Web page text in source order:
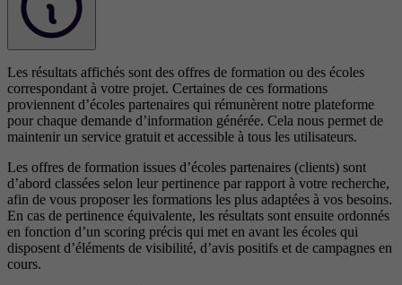
Les résultats affichés sont des offres de formation ou des écoles
correspondant à votre projet. Certaines de ces formations
proviennent d’écoles partenaires qui rémunèrent notre plateforme
pour chaque demande d’information générée. Cela nous permet de
maintenir un service gratuit et accessible à tous les utilisateurs.
Les offres de formation issues d’écoles partenaires (clients) sont
d’abord classées selon leur pertinence par rapport à votre recherche,
afin de vous proposer les formations les plus adaptées à vos besoins.
En cas de pertinence équivalente, les résultats sont ensuite ordonnés
en fonction d’un scoring précis qui met en avant les écoles qui
disposent d’éléments de visibilité, d’avis positifs et de campagnes en
cours.